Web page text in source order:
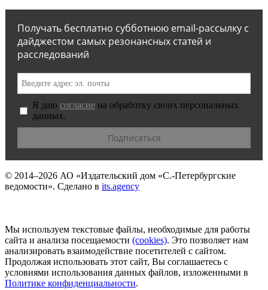
Получать бесплатно субботнюю email-рассылку с
дайджестом самых резонансных статей и
расследований
Я даю согласие на обработку своих персональных
данных.
© 2014–2026 АО «Издательский дом «С.-Петербургские
ведомости». Сделано в its.agency
Мы используем текстовые файлы, необходимые для работы
сайта и анализа посещаемости (сookies). Это позволяет нам
анализировать взаимодействие посетителей с сайтом.
Продолжая использовать этот сайт, Вы соглашаетесь с
условиями использования данных файлов, изложенными в
Политике конфиденциальности.